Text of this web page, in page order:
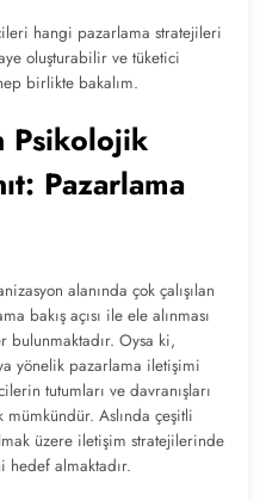
hangi pazarlama stratejileri
oluşturabilir ve tüketici
birlikte bakalım.
Psikolojik
Pazarlama
alanında çok çalışılan
bakış açısı ile ele alınması
bulunmaktadır. Oysa ki,
yönelik pazarlama iletişimi
tutumları ve davranışları
Aslında çeşitli
üzere iletişim stratejilerinde
almaktadır.